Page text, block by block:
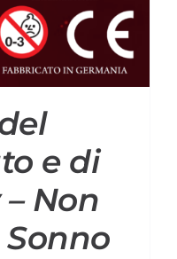
e di
Non
Sonno